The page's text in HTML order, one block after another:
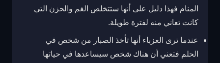
المنام فهذا دليل على أنها ستتخلص الغم والحزن التي
كانت تعاني منه لفترة طويلة.
عندما ترى العزباء أنها تأخذ الصبار من شخص في
الحلم فتعني أن هناك شخص سيساعدها في حياتها